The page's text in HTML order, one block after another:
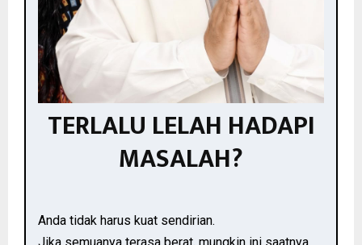
TERLALU LELAH HADAPI
MASALAH?
Anda tidak harus kuat sendirian.